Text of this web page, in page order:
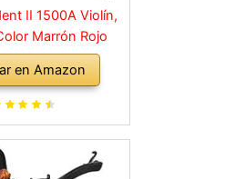
II 1500A Violín,
Marrón Rojo
en Amazon